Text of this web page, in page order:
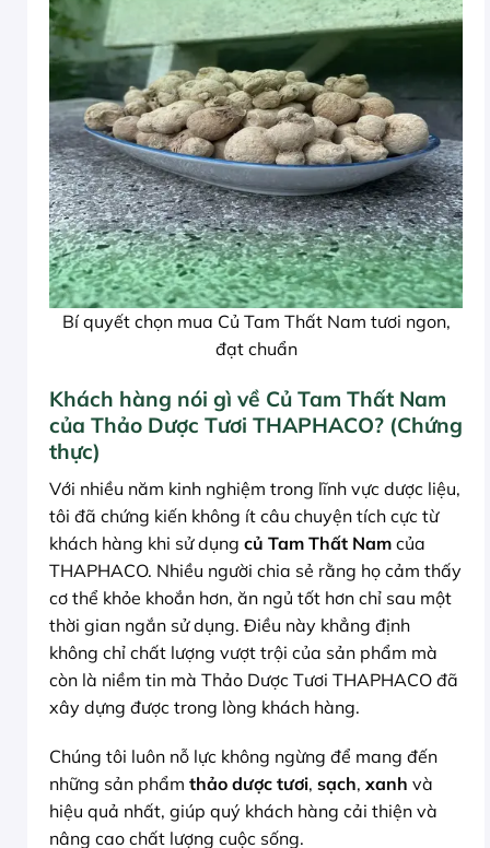
Bí quyết chọn mua Củ Tam Thất Nam tươi ngon,
đạt chuẩn
Khách hàng nói gì về Củ Tam Thất Nam
của Thảo Dược Tươi THAPHACO? (Chứng
thực)
Với nhiều năm kinh nghiệm trong lĩnh vực dược liệu,
tôi đã chứng kiến không ít câu chuyện tích cực từ
khách hàng khi sử dụng củ Tam Thất Nam của
THAPHACO. Nhiều người chia sẻ rằng họ cảm thấy
cơ thể khỏe khoắn hơn, ăn ngủ tốt hơn chỉ sau một
thời gian ngắn sử dụng. Điều này khẳng định
không chỉ chất lượng vượt trội của sản phẩm mà
còn là niềm tin mà Thảo Dược Tươi THAPHACO đã
xây dựng được trong lòng khách hàng.
Chúng tôi luôn nỗ lực không ngừng để mang đến
những sản phẩm thảo dược tươi, sạch, xanh và
hiệu quả nhất, giúp quý khách hàng cải thiện và
nâng cao chất lượng cuộc sống.